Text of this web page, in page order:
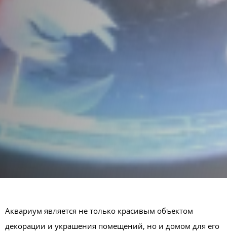
Аквариум является не только красивым объектом
декорации и украшения помещений, но и домом для его